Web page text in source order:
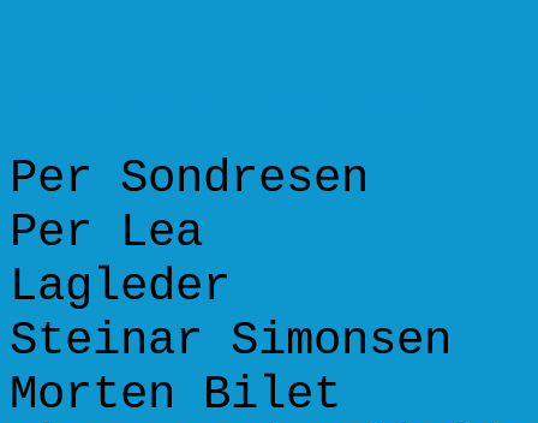
Per
Per Lea
Lagleder
Steinar
Morten